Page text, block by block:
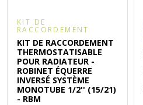
KIT DE
RACCORDEMENT
KIT DE RACCORDEMENT
THERMOSTATISABLE
POUR RADIATEUR -
ROBINET ÉQUERRE
INVERSÉ SYSTÈME
MONOTUBE 1/2'' (15/21)
- RBM